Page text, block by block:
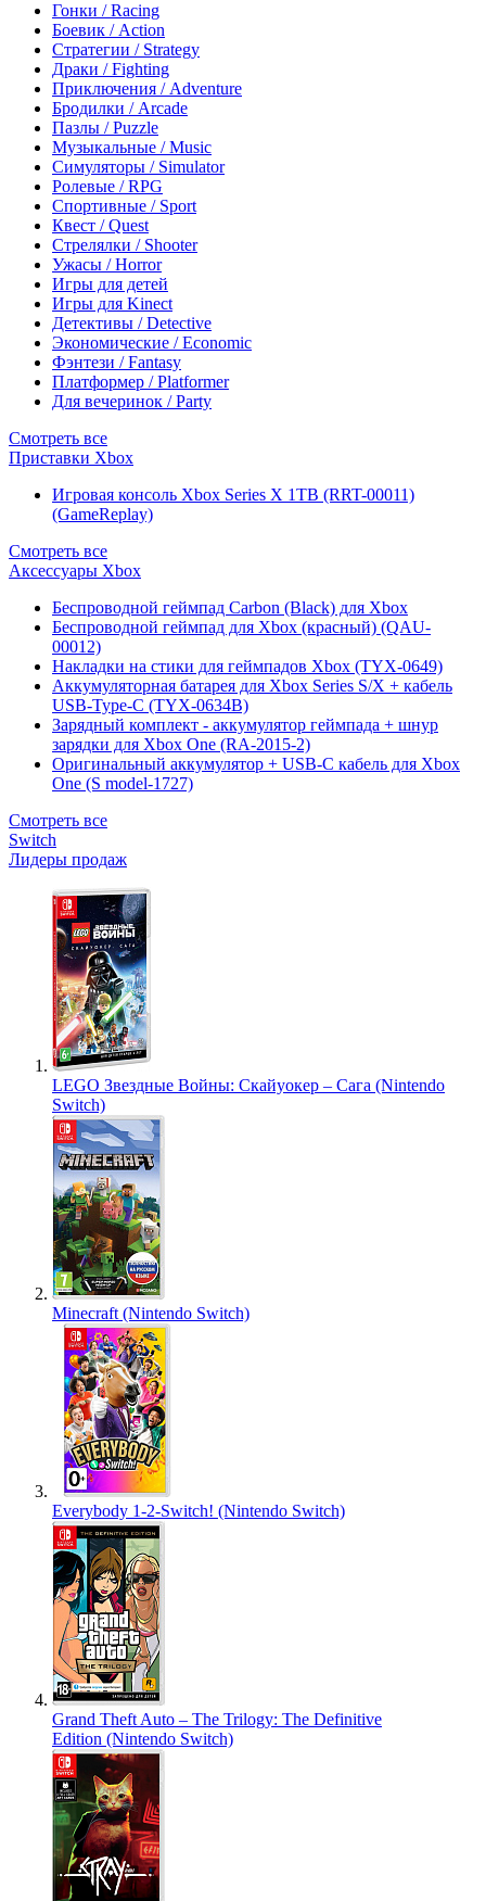
Гонки / Racing
Боевик / Action
Стратегии / Strategy
Драки / Fighting
Приключения / Adventure
Бродилки / Arcade
Пазлы / Puzzle
Музыкальные / Music
Симуляторы / Simulator
Ролевые / RPG
Спортивные / Sport
Квест / Quest
Стрелялки / Shooter
Ужасы / Horror
Игры для детей
Игры для Kinect
Детективы / Detective
Экономические / Economic
Фэнтези / Fantasy
Платформер / Platformer
Для вечеринок / Party
Смотреть все
Приставки Xbox
Игровая консоль Xbox Series X 1TB (RRT-00011)
(GameReplay)
Смотреть все
Аксессуары Xbox
Беспроводной геймпад Carbon (Black) для Xbox
Беспроводной геймпад для Xbox (красный) (QAU-
00012)
Накладки на стики для геймпадов Xbox (TYX-0649)
Аккумуляторная батарея для Xbox Series S/X + кабель
USB-Type-C (TYX-0634B)
Зарядный комплект - аккумулятор геймпада + шнур
зарядки для Xbox One (RA-2015-2)
Оригинальный аккумулятор + USB-C кабель для Xbox
One (S model-1727)
Смотреть все
Switch
Лидеры продаж
LEGO Звездные Войны: Скайуокер – Сага (Nintendo
Switch)
Minecraft (Nintendo Switch)
Everybody 1-2-Switch! (Nintendo Switch)
Grand Theft Auto – The Trilogy: The Definitive
Edition (Nintendo Switch)